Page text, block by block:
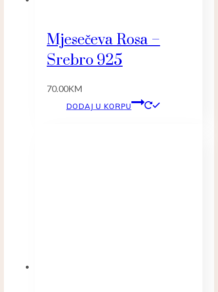
Mjesečeva Rosa –
Srebro 925
70.00KM
DODAJ U KORPU